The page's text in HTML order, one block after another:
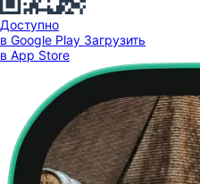
Доступно
в Google Play Загрузить
в App Store